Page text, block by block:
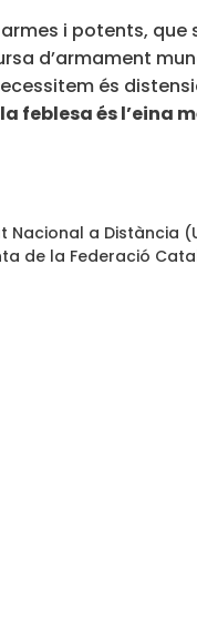
i potents,
d’armament
és
feblesa és l’eina
a Distància
de la Federació